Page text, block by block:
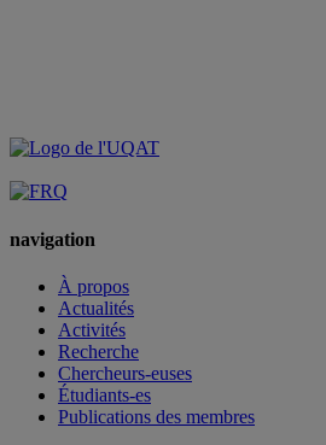
navigation
À propos
Actualités
Activités
Recherche
Chercheurs-euses
Étudiants-es
Publications des membres